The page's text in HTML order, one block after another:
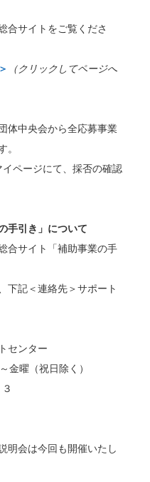
合サイトをご覧くださ
（クリックしてページへ
体中央会から全応募事業
。
ページにて、採否の確認
手引き」について
合サイト「補助事業の手
下記＜連絡先＞サポート
センター
金曜（祝日除く）
明会は今回も開催いたし